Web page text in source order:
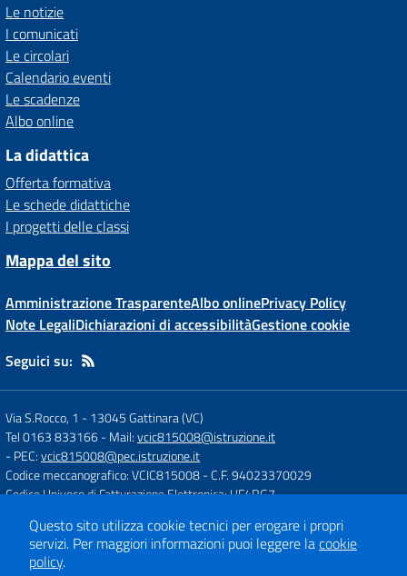
Le notizie
I comunicati
Le circolari
Calendario eventi
Le scadenze
Albo online
La didattica
Offerta formativa
Le schede didattiche
I progetti delle classi
Mappa del sito
Amministrazione TrasparenteAlbo onlinePrivacy Policy
Note LegaliDichiarazioni di accessibilitàGestione cookie
Seguici su:
Via S.Rocco, 1 -13045 Gattinara (VC)
Tel 0163 833166- Mail:vcic815008@istruzione.it
- PEC:vcic815008@pec.istruzione.it
Codice meccanografico: VCIC815008- C.F. 94023370029
Codice Univoco di Fatturazione Elettronica: UF4RG7
Concept & Design by
Designers Italia
Questo sito utilizza cookie tecnici per erogare i propri
servizi. Per maggiori informazioni puoi leggere lacookie
policy.